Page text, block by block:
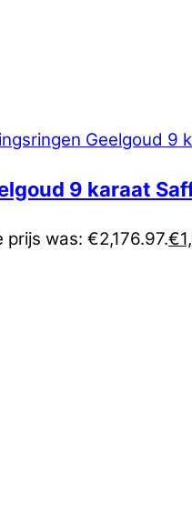
9 karaat
prijs was: €2,176.97.€